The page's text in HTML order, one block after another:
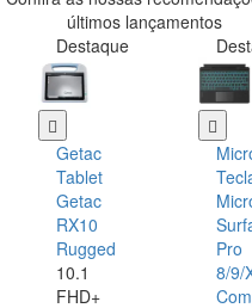
últimos lançamentos
Destaque
Getac
Tablet
Getac
RX10
Rugged
10.1
FHD+
Pro
8/9/